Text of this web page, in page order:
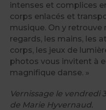
intenses et complices
corps enlacés et
musique. On y retrouve
regards, les mains, les
corps, les jeux de
photos vous invitent à
magnifique danse. »
Vernissage le vendredi
de Marie Hyvernaud.